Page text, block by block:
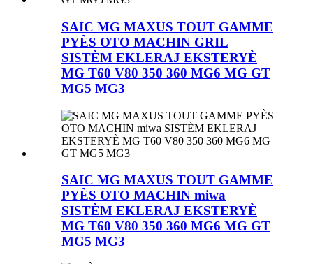
SAIC MG MAXUS TOUT GAMME
PYÈS OTO MACHIN GRIL
SISTÈM EKLERAJ EKSTERYÈ
MG T60 V80 350 360 MG6 MG GT
MG5 MG3
SAIC MG MAXUS TOUT GAMME
PYÈS OTO MACHIN miwa
SISTÈM EKLERAJ EKSTERYÈ
MG T60 V80 350 360 MG6 MG GT
MG5 MG3